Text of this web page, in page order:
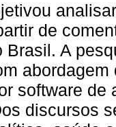
de
Brasil. A
software de
discursos